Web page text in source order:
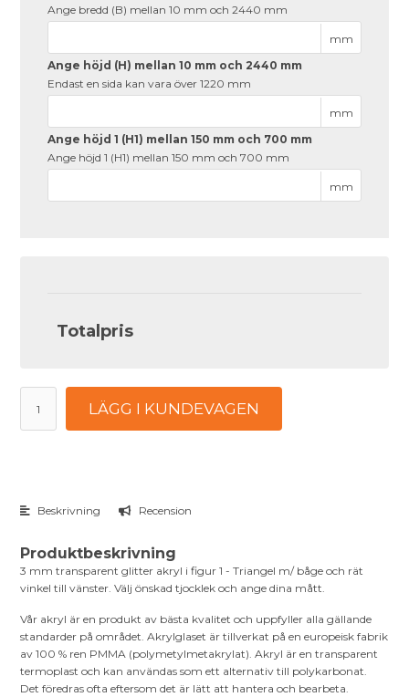
Ange bredd (B) mellan 10 mm och 2440 mm
mm
Ange höjd (H) mellan 10 mm och 2440 mm
Endast en sida kan vara över 1220 mm
mm
Ange höjd 1 (H1) mellan 150 mm och 700 mm
Ange höjd 1 (H1) mellan 150 mm och 700 mm
mm
Totalpris
LÄGG I KUNDEVAGEN
Beskrivning Recension
Produktbeskrivning
3 mm transparent glitter akryl i figur 1 - Triangel m/ båge och rät
vinkel till vänster. Välj önskad tjocklek och ange dina mått.
Vår akryl är en produkt av bästa kvalitet och uppfyller alla gällande
standarder på området. Akrylglaset är tillverkat på en europeisk fabrik
av 100 % ren PMMA (polymetylmetakrylat). Akryl är en transparent
termoplast och kan användas som ett alternativ till polykarbonat.
Det föredras ofta eftersom det är lätt att hantera och bearbeta.